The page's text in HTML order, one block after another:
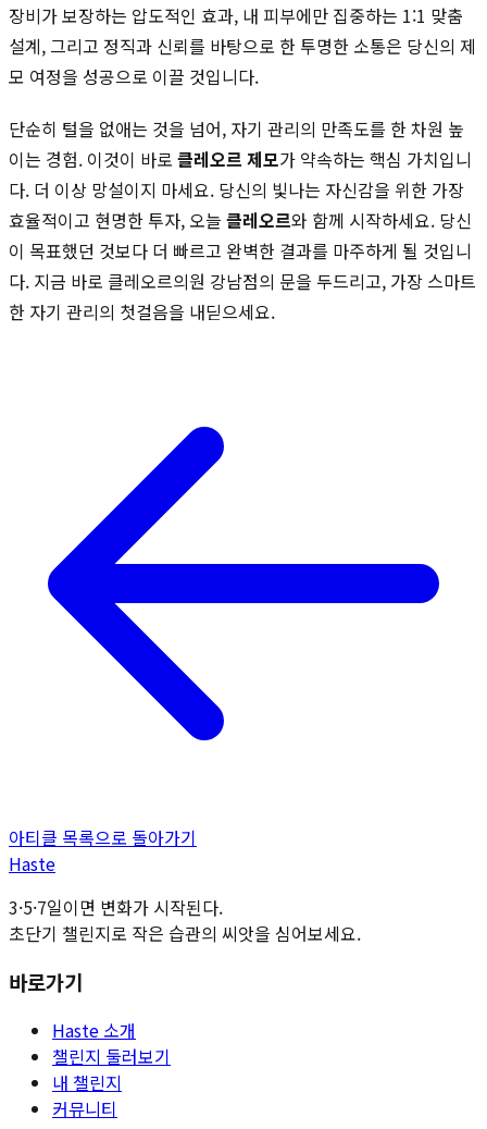
장비가 보장하는 압도적인 효과, 내 피부에만 집중하는 1:1 맞춤
설계, 그리고 정직과 신뢰를 바탕으로 한 투명한 소통은 당신의 제
모 여정을 성공으로 이끌 것입니다.
단순히 털을 없애는 것을 넘어, 자기 관리의 만족도를 한 차원 높
이는 경험. 이것이 바로 클레오르 제모가 약속하는 핵심 가치입니
다. 더 이상 망설이지 마세요. 당신의 빛나는 자신감을 위한 가장
효율적이고 현명한 투자, 오늘 클레오르와 함께 시작하세요. 당신
이 목표했던 것보다 더 빠르고 완벽한 결과를 마주하게 될 것입니
다. 지금 바로 클레오르의원 강남점의 문을 두드리고, 가장 스마트
한 자기 관리의 첫걸음을 내딛으세요.
아티클 목록으로 돌아가기
Haste
3·5·7일이면 변화가 시작된다.
초단기 챌린지로 작은 습관의 씨앗을 심어보세요.
바로가기
Haste 소개
챌린지 둘러보기
내 챌린지
커뮤니티